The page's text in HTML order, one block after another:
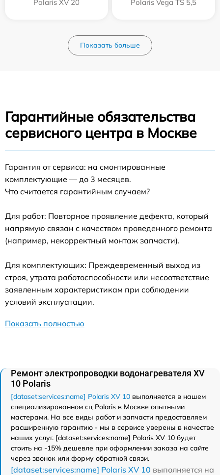
Polaris XV 20
Polaris Vega TS 5,5
Показать больше
Гарантийные обязательства
сервисного центра в Москве
Гарантия от сервиса: на смонтированные
комплектующие — до 3 месяцев.
Что считается гарантийным случаем?
Для работ: Повторное проявление дефекта, который
напрямую связан с качеством проведенного ремонта
(например, некорректный монтаж запчасти).
Для комплектующих: Преждевременный выход из
строя, утрата работоспособности или несоответствие
заявленным характеристикам при соблюдении
условий эксплуатации.
Показать полностью
Ремонт электропроводки водонагревателя XV
10 Polaris
[dataset:services:name] Polaris XV 10 выполняется в нашем
специализированном сц Polaris в Москве опытными
мастерами. На все виды работ и запчасти предоставляем
расширенную гарантию - мы в сервисе уверены в качестве
наших услуг. [dataset:services:name] Polaris XV 10 будет
стоить на -15% дешевле при оформлении заказа на сайте
через звонок или форму обратной связи.
[dataset:services:name] Polaris XV 10 выполняется на